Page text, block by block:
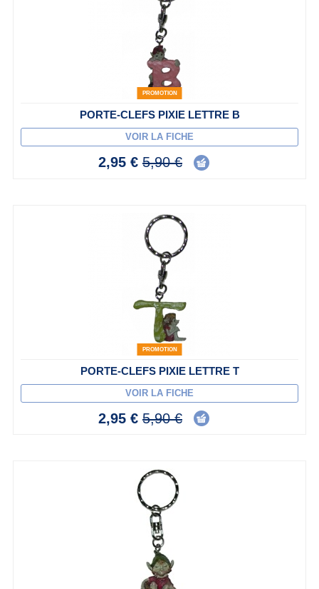
PROMOTION
PORTE-CLEFS PIXIE LETTRE B
VOIR LA FICHE
2,95 € 5,90 €
PROMOTION
PORTE-CLEFS PIXIE LETTRE T
VOIR LA FICHE
2,95 € 5,90 €